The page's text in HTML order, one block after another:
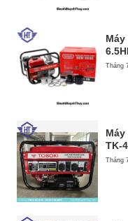
Máy
Tháng
TK-
Tháng